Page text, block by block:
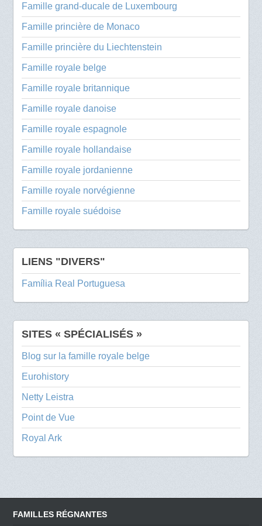
Famille grand-ducale de Luxembourg
Famille princière de Monaco
Famille princière du Liechtenstein
Famille royale belge
Famille royale britannique
Famille royale danoise
Famille royale espagnole
Famille royale hollandaise
Famille royale jordanienne
Famille royale norvégienne
Famille royale suédoise
LIENS "DIVERS"
Família Real Portuguesa
SITES « SPÉCIALISÉS »
Blog sur la famille royale belge
Eurohistory
Netty Leistra
Point de Vue
Royal Ark
FAMILLES RÉGNANTES